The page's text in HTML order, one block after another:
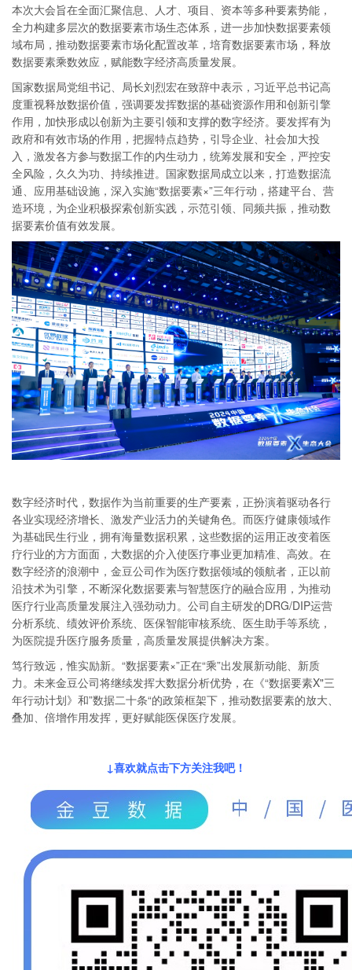
本次大会旨在全面汇聚信息、人才、项目、资本等多种要素势能，
全力构建多层次的数据要素市场生态体系，进一步加快数据要素领
域布局，推动数据要素市场化配置改革，培育数据要素市场，释放
数据要素乘数效应，赋能数字经济高质量发展。
国家数据局党组书记、局长刘烈宏在致辞中表示，习近平总书记高
度重视释放数据价值，强调要发挥数据的基础资源作用和创新引擎
作用，加快形成以创新为主要引领和支撑的数字经济。要发挥有为
政府和有效市场的作用，把握特点趋势，引导企业、社会加大投
入，激发各方参与数据工作的内生动力，统筹发展和安全，严控安
全风险，久久为功、持续推进。国家数据局成立以来，打造数据流
通、应用基础设施，深入实施“数据要素×”三年行动，搭建平台、营
造环境，为企业积极探索创新实践，示范引领、同频共振，推动数
据要素价值有效发展。
数字经济时代，数据作为当前重要的生产要素，正扮演着驱动各行
各业实现经济增长、激发产业活力的关键角色。而医疗健康领域作
为基础民生行业，拥有海量数据积累，这些数据的运用正改变着医
疗行业的方方面面，大数据的介入使医疗事业更加精准、高效。在
数字经济的浪潮中，金豆公司作为医疗数据领域的领航者，正以前
沿技术为引擎，不断深化数据要素与智慧医疗的融合应用，为推动
医疗行业高质量发展注入强劲动力。公司自主研发的DRG/DIP运营
分析系统、绩效评价系统、医保智能审核系统、医生助手等系统，
为医院提升医疗服务质量，高质量发展提供解决方案。
笃行致远，惟实励新。“数据要素×”正在“乘”出发展新动能、新质
力。未来金豆公司将继续发挥大数据分析优势，在《“数据要素X"三
年行动计划》和”数据二十条“的政策框架下，推动数据要素的放大、
叠加、倍增作用发挥，更好赋能医保医疗发展。
↓喜欢就点击下方关注我吧！